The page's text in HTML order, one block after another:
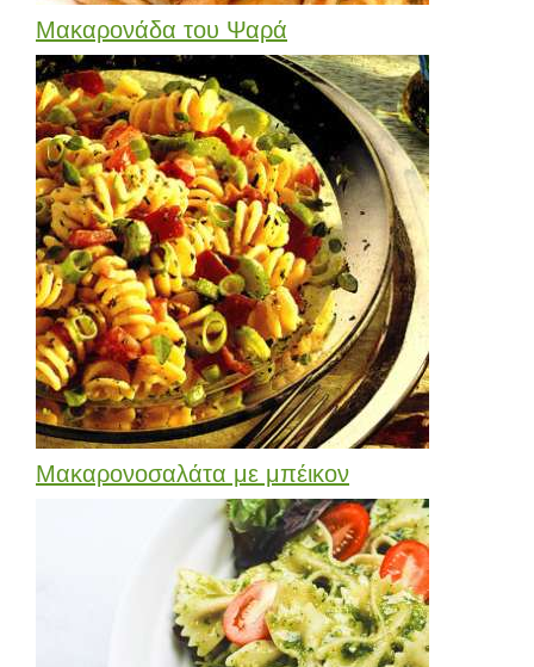
Μακαρονάδα του Ψαρά
Μακαρονοσαλάτα με μπέικον